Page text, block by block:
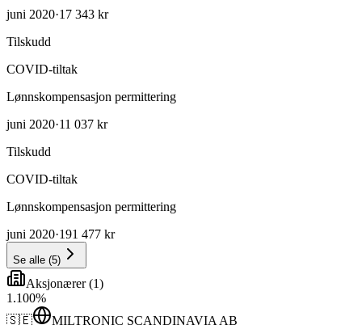
juni 2020·17 343 kr
Tilskudd
COVID-tiltak
Lønnskompensasjon permittering
juni 2020·11 037 kr
Tilskudd
COVID-tiltak
Lønnskompensasjon permittering
juni 2020·191 477 kr
Se alle (5)
Aksjonærer(1)
1 .100%
🇸🇪
MILTRONIC SCANDINAVIA AB